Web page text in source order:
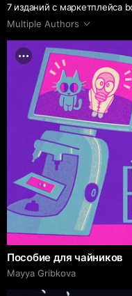
7 изданий с маркетплейса
Multiple Authors
Пособие для чайников
Mayya Gribkova